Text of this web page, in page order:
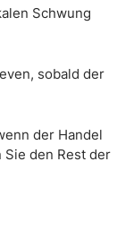
Schwung
sobald der
der Handel
Sie den Rest der